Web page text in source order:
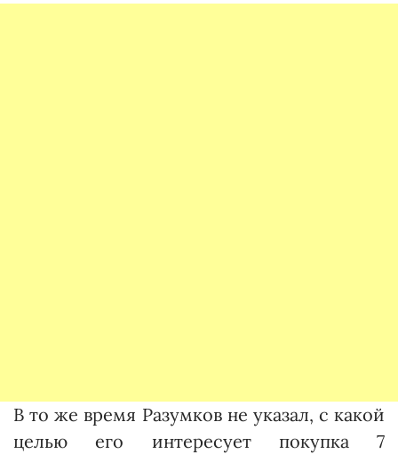
В то же время Разумков не указал, с какой
целью его интересует покупка 7